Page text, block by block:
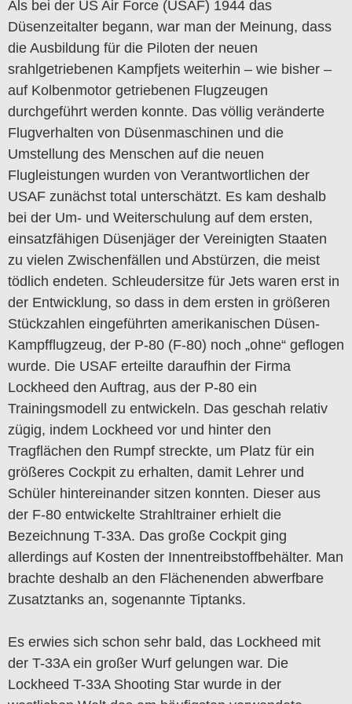
Als bei der US Air Force (USAF) 1944 das
Düsenzeitalter begann, war man der Meinung, dass
die Ausbildung für die Piloten der neuen
srahlgetriebenen Kampfjets weiterhin – wie bisher –
auf Kolbenmotor getriebenen Flugzeugen
durchgeführt werden konnte. Das völlig veränderte
Flugverhalten von Düsenmaschinen und die
Umstellung des Menschen auf die neuen
Flugleistungen wurden von Verantwortlichen der
USAF zunächst total unterschätzt. Es kam deshalb
bei der Um- und Weiterschulung auf dem ersten,
einsatzfähigen Düsenjäger der Vereinigten Staaten
zu vielen Zwischenfällen und Abstürzen, die meist
tödlich endeten. Schleudersitze für Jets waren erst in
der Entwicklung, so dass in dem ersten in größeren
Stückzahlen eingeführten amerikanischen Düsen-
Kampfflugzeug, der P-80 (F-80) noch „ohne“ geflogen
wurde. Die USAF erteilte daraufhin der Firma
Lockheed den Auftrag, aus der P-80 ein
Trainingsmodell zu entwickeln. Das geschah relativ
zügig, indem Lockheed vor und hinter den
Tragflächen den Rumpf streckte, um Platz für ein
größeres Cockpit zu erhalten, damit Lehrer und
Schüler hintereinander sitzen konnten. Dieser aus
der F-80 entwickelte Strahltrainer erhielt die
Bezeichnung T-33A. Das große Cockpit ging
allerdings auf Kosten der Innentreibstoffbehälter. Man
brachte deshalb an den Flächenenden abwerfbare
Zusatztanks an, sogenannte Tiptanks.
Es erwies sich schon sehr bald, das Lockheed mit
der T-33A ein großer Wurf gelungen war. Die
Lockheed T-33A Shooting Star wurde in der